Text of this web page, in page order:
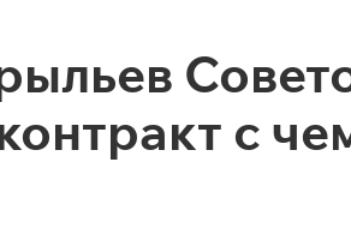
с